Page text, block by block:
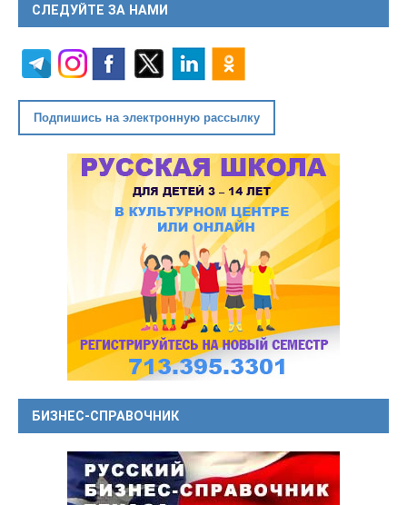
СЛЕДУЙТЕ ЗА НАМИ
Подпишись на электронную рассылку
БИЗНЕС-СПРАВОЧНИК